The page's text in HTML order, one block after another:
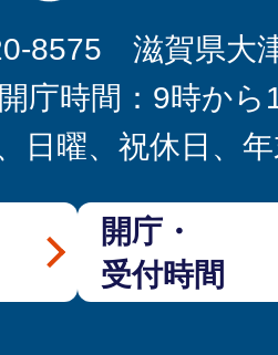
8575 滋賀県大
開庁時間：9時から
、日曜、祝休日、
開庁・
受付時間